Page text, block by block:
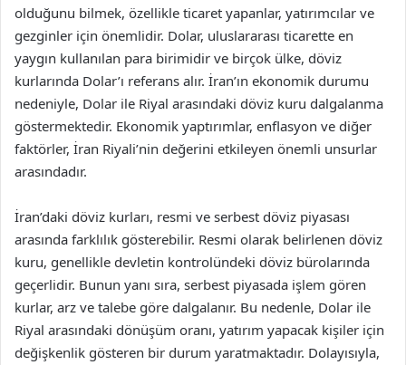
olduğunu bilmek, özellikle ticaret yapanlar, yatırımcılar ve
gezginler için önemlidir. Dolar, uluslararası ticarette en
yaygın kullanılan para birimidir ve birçok ülke, döviz
kurlarında Dolar’ı referans alır. İran’ın ekonomik durumu
nedeniyle, Dolar ile Riyal arasındaki döviz kuru dalgalanma
göstermektedir. Ekonomik yaptırımlar, enflasyon ve diğer
faktörler, İran Riyali’nin değerini etkileyen önemli unsurlar
arasındadır.
İran’daki döviz kurları, resmi ve serbest döviz piyasası
arasında farklılık gösterebilir. Resmi olarak belirlenen döviz
kuru, genellikle devletin kontrolündeki döviz bürolarında
geçerlidir. Bunun yanı sıra, serbest piyasada işlem gören
kurlar, arz ve talebe göre dalgalanır. Bu nedenle, Dolar ile
Riyal arasındaki dönüşüm oranı, yatırım yapacak kişiler için
değişkenlik gösteren bir durum yaratmaktadır. Dolayısıyla,